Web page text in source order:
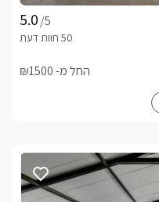
/5
החל מ- ₪1500